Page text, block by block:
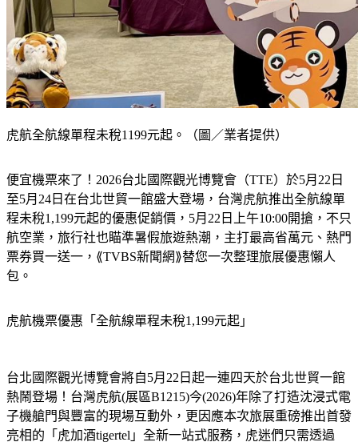
虎航全航線單程未稅1199元起。（圖／業者提供）
便宜機票來了！2026台北國際觀光博覽會（TTE）於5月22日
至5月24日在台北世貿一館盛大登場，台灣虎航推出全航線單
程未稅1,199元起的優惠促銷價，5月22日上午10:00開搶，不只
航空業，旅行社也瞄準暑假旅遊熱潮，主打最高省萬元、熱門
票券買一送一，⟪TVBS新聞網⟫替您一次整理旅展優惠懶人
包。
虎航機票優惠「全航線單程未稅1,199元起」
台北國際觀光博覽會將自5月22日起一連四天於台北世貿一館
熱鬧登場！台灣虎航(展區B1215)今(2026)年除了打造沈浸式電
子機艙門與豐富的現場互動外，更因應本次旅展重磅推出首發
亮相的「虎加酒tigertel」全新一站式服務，虎迷們只需透過